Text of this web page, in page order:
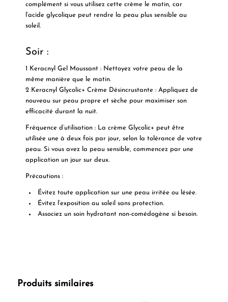
complément si vous utilisez cette crème le matin, car
l’acide glycolique peut rendre la peau plus sensible au
soleil.
Soir :
1 Keracnyl Gel Moussant: Nettoyez votre peau de la
même manière que le matin.
2 Keracnyl Glycolic+ Crème Désincrustante: Appliquez de
nouveau sur peau propre et sèche pour maximiser son
efficacité durant la nuit.
Fréquence d’utilisation: La crème Glycolic+ peut être
utilisée une à deux fois par jour, selon la tolérance de votre
peau. Si vous avez la peau sensible, commencez par une
application un jour sur deux.
Précautions:
Évitez toute application sur une peau irritée ou lésée.
Évitez l’exposition au soleil sans protection.
Associez un soin hydratant non-comédogène si besoin.
Produits similaires